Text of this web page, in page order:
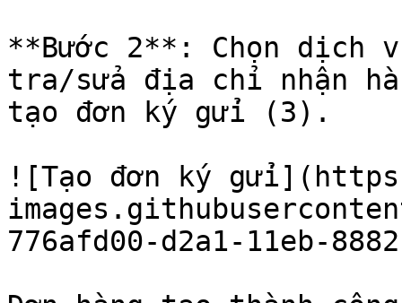
**Bước 2**: Chọn dịch
tra/sửa địa chỉ nhận
tạo đơn ký gửi (3).
![Tạo đơn ký
776afd00-d2a1-11eb-